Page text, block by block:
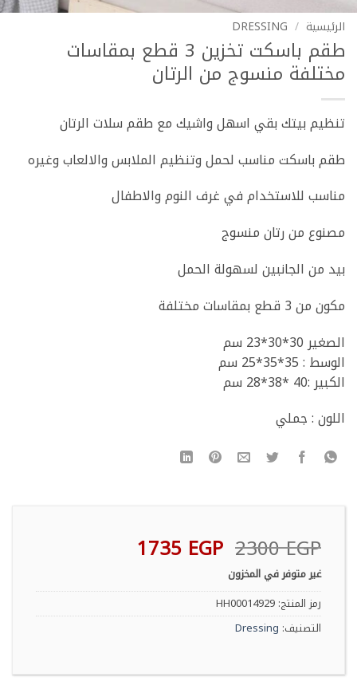
Add to
الرئيسية DRESSING
طقم باسكت تخزين 3 قطع بمقاسات
مختلفة منسوج من الرتان
تنظيم بيتك بقي اسهل واشيك مع طقم سلات الرتان
طقم باسكت مناسب لحمل وتنظيم الملابس والالعاب وغيره
مناسب للاستخدام في غرف النوم والاطفال
مصنوع من رتان منسوج
بيد من الجانبين لسهولة الحمل
مكون من 3 قطع بمقاسات مختلفة
الصغير 30*30*23 سم
الوسط : 35*35*25 سم
الكبير :40 *38*28 سم
اللون : جملي
2300EGP السعر
الأصلي
هو:
2300 EGP.
1735EGP السعر
الحالي
هو:
1735 EGP.
غير متوفر في المخزون
رمز المنتج:HH00014929
التصنيف:Dressing